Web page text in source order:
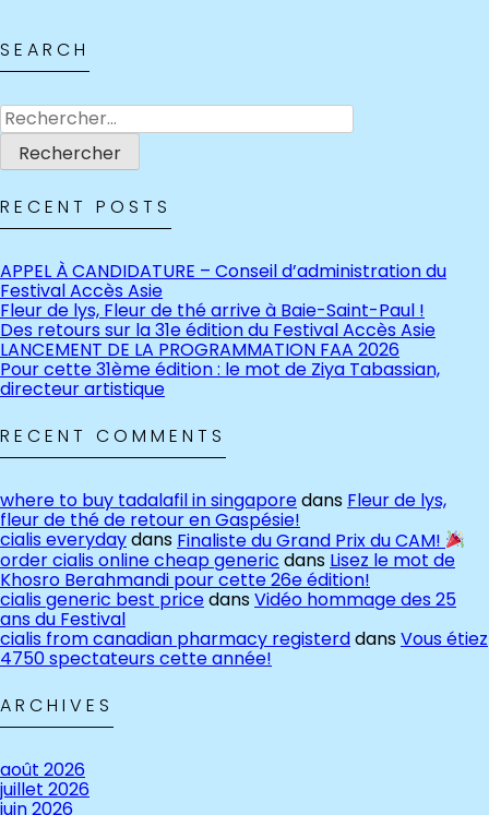
SEARCH
Rechercher :
RECENT POSTS
APPEL À CANDIDATURE – Conseil d’administration du
Festival Accès Asie
Fleur de lys, Fleur de thé arrive à Baie-Saint-Paul !
Des retours sur la 31e édition du Festival Accès Asie
LANCEMENT DE LA PROGRAMMATION FAA 2026
Pour cette 31ème édition : le mot de Ziya Tabassian,
directeur artistique
RECENT COMMENTS
where to buy tadalafil in singaporedans Fleur de lys,
fleur de thé de retour en Gaspésie!
cialis everydaydans Finaliste du Grand Prix du CAM!
order cialis online cheap generic dans Lisez le mot de
Khosro Berahmandi pour cette 26e édition!
cialis generic best pricedansVidéo hommage des 25
ans du Festival
cialis from canadian pharmacy registerddansVous étiez
4750 spectateurs cette année!
ARCHIVES
août 2026
juillet 2026
juin 2026